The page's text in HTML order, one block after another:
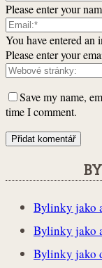
Please enter your
You have entered an
Please enter your
Save my name,
time I comment.
Bylinky jako
Bylinky jako
Bylinky jako